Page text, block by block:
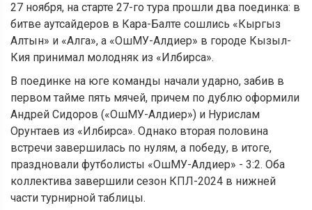
27 ноября, на старте 27-го тура прошли два поединка: в
битве аутсайдеров в Кара-Балте сошлись «Кыргыз
Алтын» и «Алга», а «ОшМУ-Алдиер» в городе Кызыл-
Кия принимал молодняк из «Илбирса».
В поединке на юге команды начали ударно, забив в
первом тайме пять мячей, причем по дублю оформили
Андрей Сидоров («ОшМУ-Алдиер») и Нурислам
Орунтаев из «Илбирса». Однако вторая половина
встречи завершилась по нулям, а победу, в итоге,
праздновали футболисты «ОшМУ-Алдиер» - 3:2. Оба
коллектива завершили сезон КПЛ-2024 в нижней
части турнирной таблицы.